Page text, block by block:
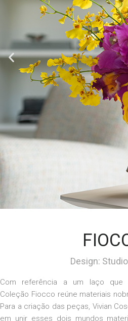
Design:
Com referência a um laço
Coleção Fiocco reúne materiais
Para a criação das peças, Vivian
em unir esses dois mundos